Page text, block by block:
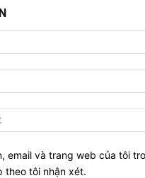
email và trang web của tôi
theo tôi nhận xét.